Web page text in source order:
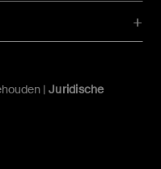
| Juridische